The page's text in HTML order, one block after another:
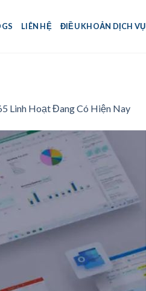
LIÊN HỆ ĐIỀU KHOẢN DỊCH VỤ
Linh Hoạt Đang Có Hiện Nay